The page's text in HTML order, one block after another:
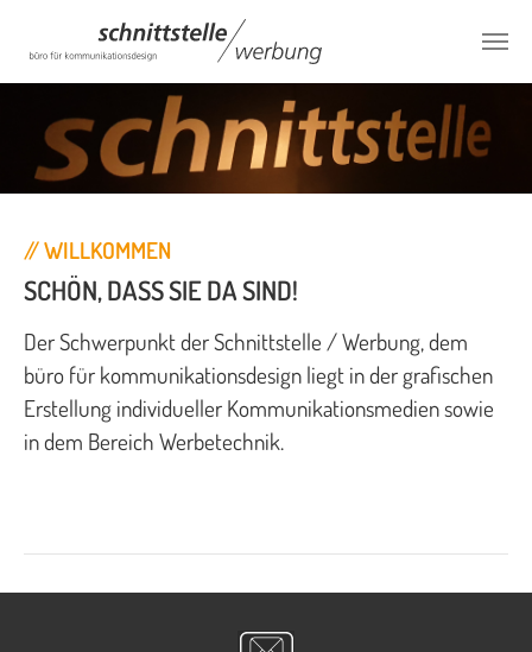
Zum Hauptinhalt springen
// WILLKOMMEN
SCHÖN, DASS SIE DA SIND!
Der Schwerpunkt der Schnittstelle / Werbung, dem
büro für kommunikationsdesign liegt in der grafischen
Erstellung individueller Kommunikationsmedien sowie
in dem Bereich Werbetechnik.